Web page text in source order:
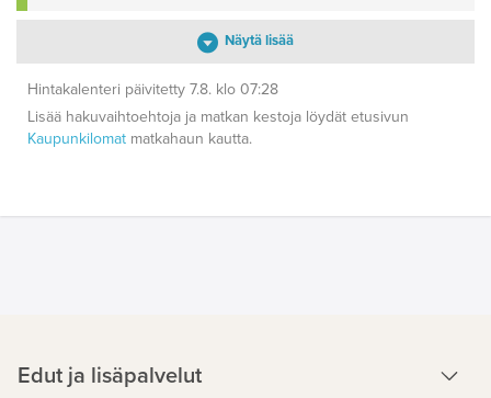
Näytä lisää
Hintakalenteri päivitetty 7.8. klo 07:28
Lisää hakuvaihtoehtoja ja matkan kestoja löydät etusivun
Kaupunkilomat matkahaun kautta.
Edut ja lisäpalvelut